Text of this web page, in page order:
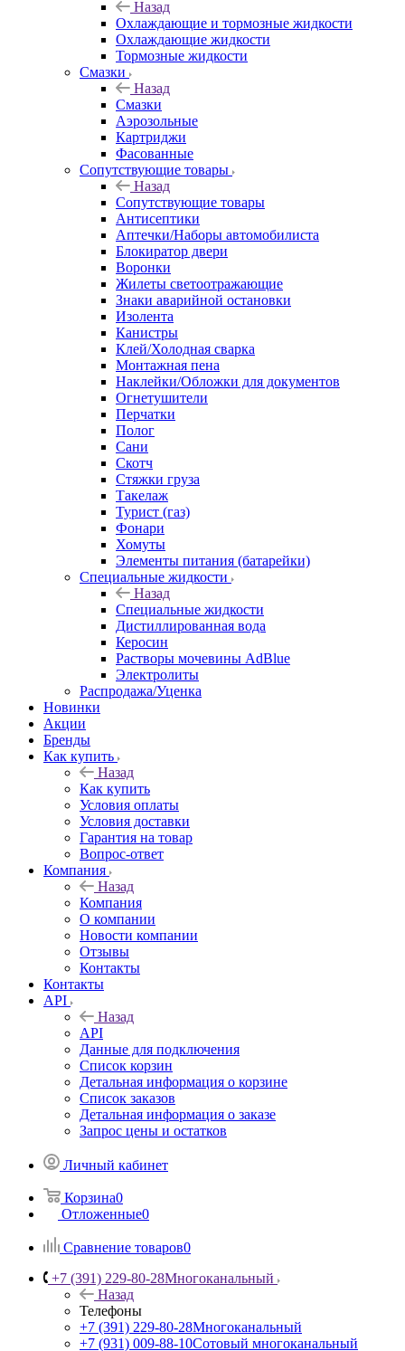
Назад
Охлаждающие и тормозные жидкости
Охлаждающие жидкости
Тормозные жидкости
Смазки
Назад
Смазки
Аэрозольные
Картриджи
Фасованные
Сопутствующие товары
Назад
Сопутствующие товары
Антисептики
Аптечки/Наборы автомобилиста
Блокиратор двери
Воронки
Жилеты светоотражающие
Знаки аварийной остановки
Изолента
Канистры
Клей/Холодная сварка
Монтажная пена
Наклейки/Обложки для документов
Огнетушители
Перчатки
Полог
Сани
Скотч
Стяжки груза
Такелаж
Турист (газ)
Фонари
Хомуты
Элементы питания (батарейки)
Специальные жидкости
Назад
Специальные жидкости
Дистиллированная вода
Керосин
Растворы мочевины AdBlue
Электролиты
Распродажа/Уценка
Новинки
Акции
Бренды
Как купить
Назад
Как купить
Условия оплаты
Условия доставки
Гарантия на товар
Вопрос-ответ
Компания
Назад
Компания
О компании
Новости компании
Отзывы
Контакты
Контакты
API
Назад
API
Данные для подключения
Список корзин
Детальная информация о корзине
Список заказов
Детальная информация о заказе
Запрос цены и остатков
Личный кабинет
Корзина0
Отложенные0
Сравнение товаров0
+7 (391) 229-80-28Многоканальный
Назад
Телефоны
+7 (391) 229-80-28Многоканальный
+7 (931) 009-88-10Сотовый многоканальный